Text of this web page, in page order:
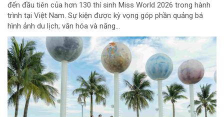
đến đầu tiên của hơn 130 thí sinh Miss World 2026 trong hành
trình tại Việt Nam. Sự kiện được kỳ vọng góp phần quảng bá
hình ảnh du lịch, văn hóa và năng...